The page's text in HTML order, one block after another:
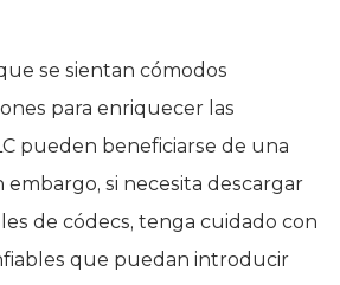
se sientan cómodos
para enriquecer las
pueden beneficiarse de una
embargo, si necesita descargar
de códecs, tenga cuidado con
que puedan introducir